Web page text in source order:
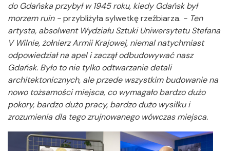
do Gdańska przybył w 1945 roku, kiedy Gdańsk był
morzem ruin -przybliżyła sylwetkę rzeźbiarza. - Ten
artysta, absolwent Wydziału Sztuki Uniwersytetu Stefana
V Wilnie, żołnierz Armii Krajowej, niemal natychmiast
odpowiedział na apel i zaczął odbudowywać nasz
Gdańsk. Było to nie tylko odtwarzanie detali
architektonicznych, ale przede wszystkim budowanie na
nowo tożsamości miejsca, co wymagało bardzo dużo
pokory, bardzo dużo pracy, bardzo dużo wysiłku i
zrozumienia dla tego zrujnowanego wówczas miejsca.